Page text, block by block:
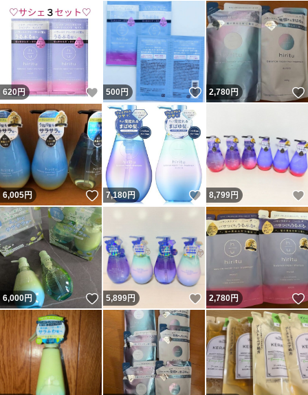
620円 いいね！
500円 いいね！
2,780円
6,005円 いいね！
7,180円 いいね！
8,799円
6,000円 いいね！
5,899円 いいね！
2,780円